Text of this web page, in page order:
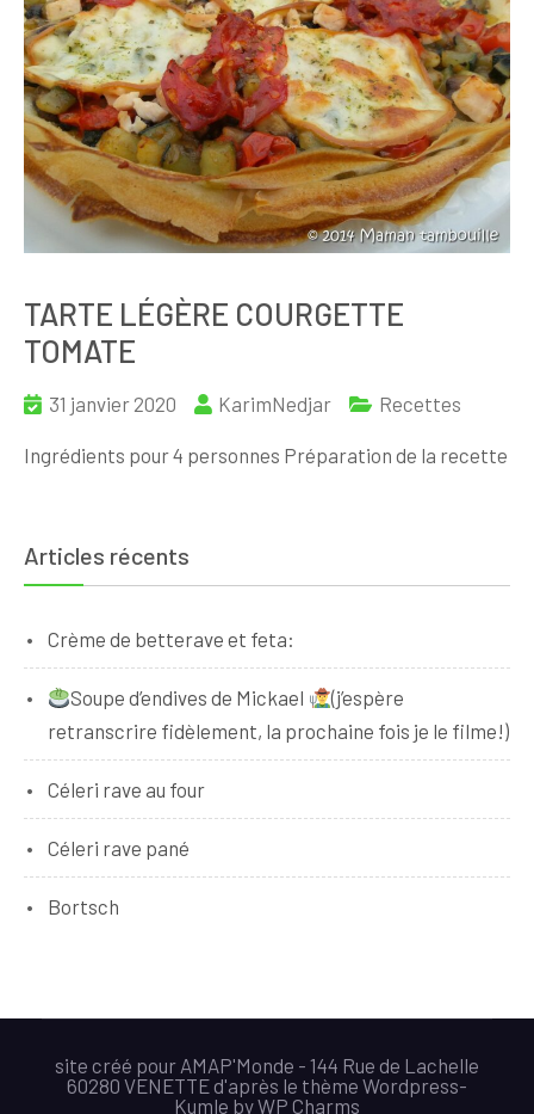
TARTE LÉGÈRE COURGETTE
TOMATE
31 janvier 2020 KarimNedjar Recettes
Ingrédients pour 4 personnes Préparation de la recette
Articles récents
Crème de betterave et feta:
Soupe d’endives de Mickael
(j’espère
retranscrire fidèlement, la prochaine fois je le filme!)
Céleri rave au four
Céleri rave pané
Bortsch
site créé pour AMAP'Monde - 144 Rue de Lachelle
60280 VENETTE d'après le thème Wordpress-
Kumle byWP Charms